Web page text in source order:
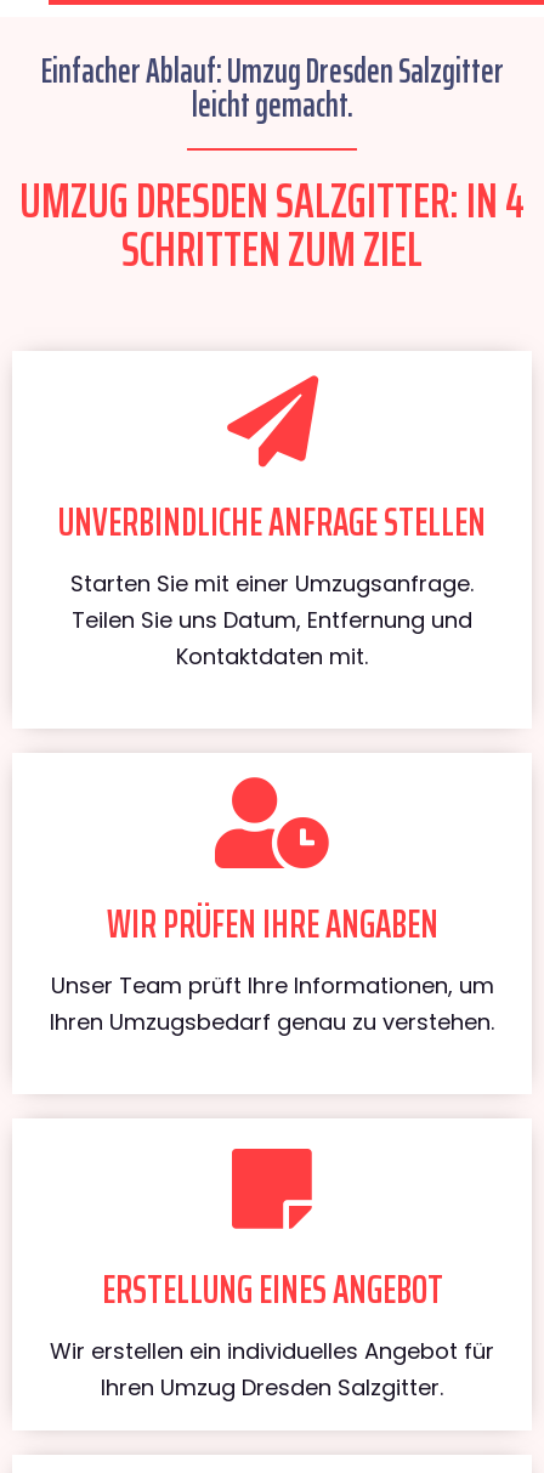
Einfacher Ablauf: Umzug Dresden Salzgitter
leicht gemacht.
UMZUG DRESDEN SALZGITTER: IN 4
SCHRITTEN ZUM ZIEL
UNVERBINDLICHE ANFRAGE STELLEN
Starten Sie mit einer Umzugsanfrage.
Teilen Sie uns Datum, Entfernung und
Kontaktdaten mit.
WIR PRÜFEN IHRE ANGABEN
Unser Team prüft Ihre Informationen, um
Ihren Umzugsbedarf genau zu verstehen.
ERSTELLUNG EINES ANGEBOT
Wir erstellen ein individuelles Angebot für
Ihren Umzug Dresden Salzgitter.